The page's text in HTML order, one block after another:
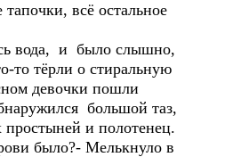
всё остальное
вода, и было слышно,
то тёрли о стиральную
девочки пошли
большой таз,
и полотенец.
было?- Мелькнуло в